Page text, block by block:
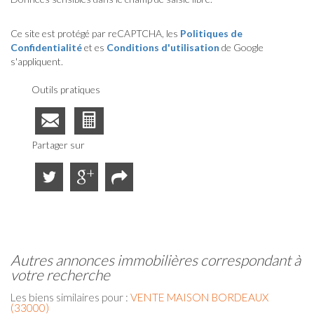
Ce site est protégé par reCAPTCHA, les Politiques de
Confidentialitéet es Conditions d'utilisation de Google
s'appliquent.
Outils pratiques
Partager sur
autres annonces immobilières correspondant à
votre recherche
Les biens similaires pour : VENTE MAISON BORDEAUX
(33000)